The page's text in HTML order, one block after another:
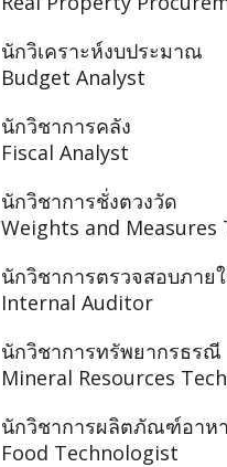
นักวิเคราะห์งบประมาณ
Budget Analyst
นักวิชาการคลัง
Fiscal Analyst
นักวิชาการชั่งตวงวัด
Weights and Measures
นักวิชาการตรวจสอบภาย
Internal Auditor
นักวิชาการทรัพยากรธรณี
Mineral Resources
นักวิชาการผลิตภัณฑ์อาห
Food Technologist